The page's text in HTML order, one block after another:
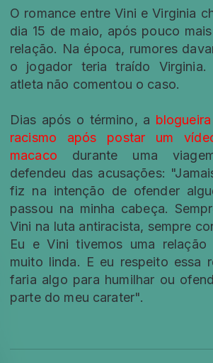
O romance entre Vini e Virginia
dia 15 de maio, após pouco
relação. Na época, rumores
o jogador teria traído
atleta não comentou o caso.
Dias após o término, a
racismo após postar um
macaco durante uma
defendeu das acusações:
fiz na intenção de ofender
passou na minha cabeça.
Vini na luta antiracista, sempre
Eu e Vini tivemos uma relação
muito linda. E eu respeito essa
faria algo para humilhar ou
parte do meu carater".